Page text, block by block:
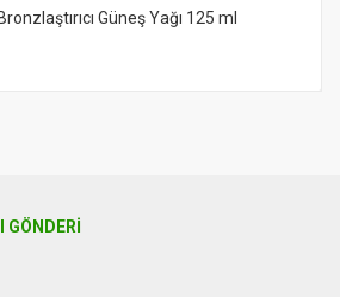
Güneş Yağı 125 ml
GÖNDERI